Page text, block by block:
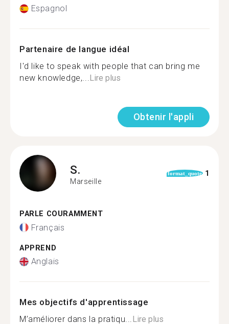
Espagnol
Partenaire de langue idéal
I'd like to speak with people that can bring me
new knowledge,...Lire plus
Obtenir l'appli
S.
Marseille
format_quote 1
PARLE COURAMMENT
Français
APPREND
Anglais
Mes objectifs d'apprentissage
M’améliorer dans la pratiqu...Lire plus